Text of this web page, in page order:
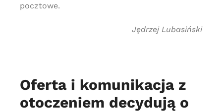
pocztowe.
Jędrzej Lubasiński
Oferta i komunikacja z
otoczeniem decydują o